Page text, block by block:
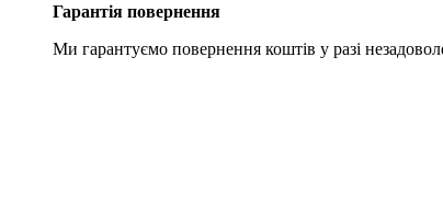
Гарантія повернення
Ми гарантуємо повернення коштів у разі